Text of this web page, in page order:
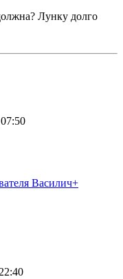
Лунку долго
Василич+